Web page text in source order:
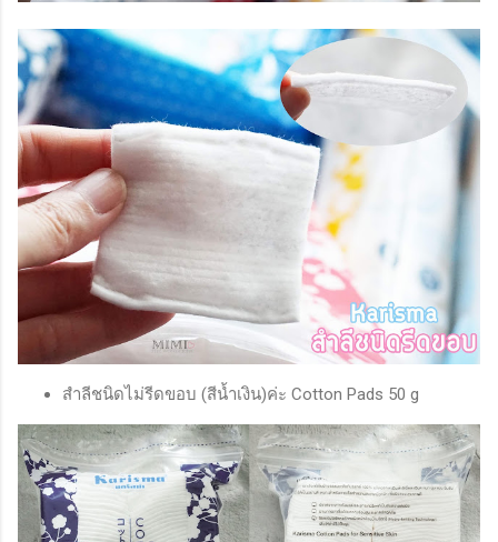
สำลีชนิดไม่รีดขอบ (สีน้ำเงิน)ค่ะ Cotton Pads 50 g